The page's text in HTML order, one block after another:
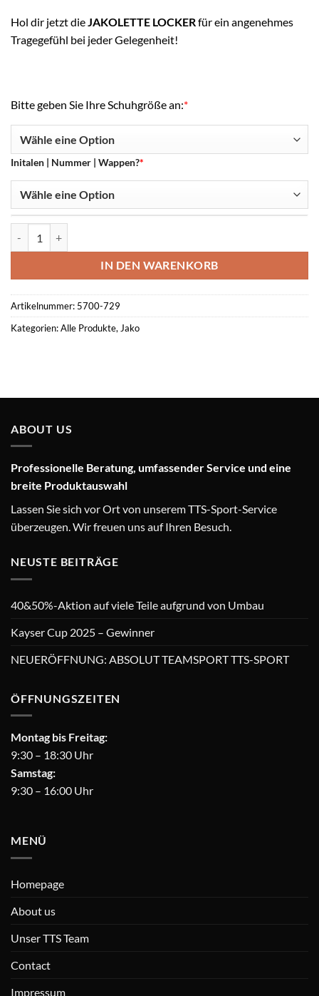
Hol dir jetzt dieJAKOLETTE LOCKERfür ein angenehmes
Tragegefühl bei jeder Gelegenheit!
*
Bitte geben Sie Ihre Schuhgröße an:
*
Initalen | Nummer | Wappen?
IN DEN WARENKORB
Artikelnummer: 5700-729
Kategorien:Alle Produkte, Jako
ABOUT US
Professionelle Beratung, umfassender Service und eine
breite Produktauswahl
Lassen Sie sich vor Ort von unserem TTS-Sport-Service
überzeugen. Wir freuen uns auf Ihren Besuch.
NEUSTE BEITRÄGE
40&50%-Aktion auf viele Teile aufgrund von Umbau
Kayser Cup 2025 – Gewinner
NEUERÖFFNUNG: ABSOLUT TEAMSPORT TTS-SPORT
ÖFFNUNGSZEITEN
Montag bis Freitag:
9:30 – 18:30 Uhr
Samstag:
9:30 – 16:00 Uhr
MENÜ
Homepage
About us
Unser TTS Team
Contact
Impressum